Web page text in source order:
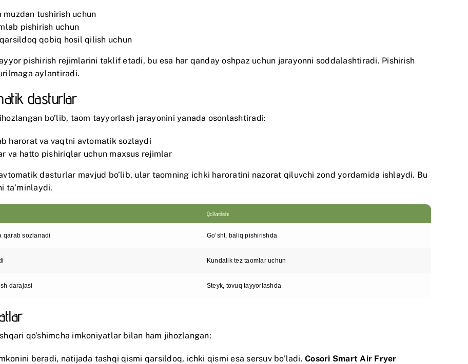
muzdan tushirish uchun
pishirish uchun
qobiq hosil qilish uchun
pishirish rejimlarini taklif etadi, bu esa har qanday oshpaz uchun jarayonni soddalashtiradi. Pishirish
aylantiradi.
dasturlar
bo’lib, taom tayyorlash jarayonini yanada osonlashtiradi:
harorat va vaqtni avtomatik sozlaydi
va hatto pishiriqlar uchun maxsus rejimlar
dasturlar mavjud bo’lib, ular taomning ichki haroratini nazorat qiluvchi zond yordamida ishlaydi. Bu
ta’minlaydi.
Qo’llanilishi
qarab sozlanadi Go’sht, baliq pishirishda
Kundalik tez taomlar uchun
darajasi Steyk, tovuq tayyorlashda
qo’shimcha imkoniyatlar bilan ham jihozlangan:
beradi, natijada tashqi qismi qarsildoq, ichki qismi esa sersuv bo’ladi.Cosori Smart Air Fryer